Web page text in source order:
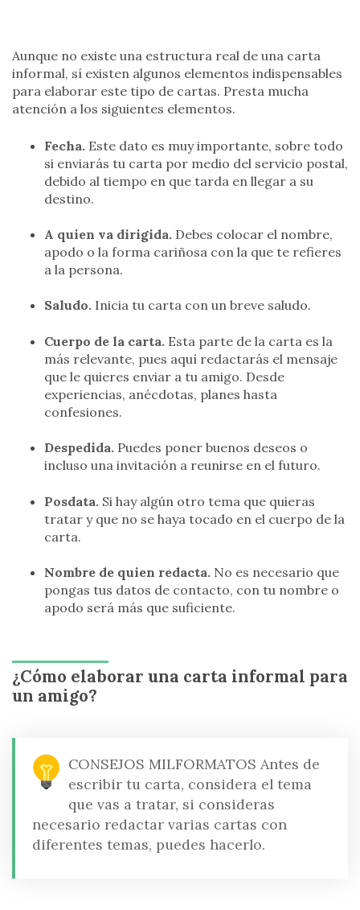
Aunque no existe una estructura real de una carta
informal, sí existen algunos elementos indispensables
para elaborar este tipo de cartas. Presta mucha
atención a los siguientes elementos.
Fecha. Este dato es muy importante, sobre todo
si enviarás tu carta por medio del servicio postal,
debido al tiempo en que tarda en llegar a su
destino.
A quien va dirigida. Debes colocar el nombre,
apodo o la forma cariñosa con la que te refieres
a la persona.
Saludo. Inicia tu carta con un breve saludo.
Cuerpo de la carta. Esta parte de la carta es la
más relevante, pues aquí redactarás el mensaje
que le quieres enviar a tu amigo. Desde
experiencias, anécdotas, planes hasta
confesiones.
Despedida. Puedes poner buenos deseos o
incluso una invitación a reunirse en el futuro.
Posdata. Si hay algún otro tema que quieras
tratar y que no se haya tocado en el cuerpo de la
carta.
Nombre de quien redacta. No es necesario que
pongas tus datos de contacto, con tu nombre o
apodo será más que suficiente.
¿Cómo elaborar una carta informal para
un amigo?
CONSEJOS MILFORMATOS Antes de
escribir tu carta, considera el tema
que vas a tratar, si consideras
necesario redactar varias cartas con
diferentes temas, puedes hacerlo.